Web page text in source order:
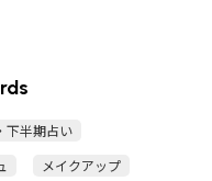
下半期占い
メイクアップ